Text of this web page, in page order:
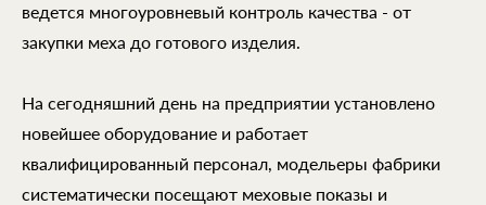
ведется многоуровневый контроль качества - от
закупки меха до готового изделия.
На сегодняшний день на предприятии установлено
новейшее оборудование и работает
квалифицированный персонал, модельеры фабрики
систематически посещают меховые показы и